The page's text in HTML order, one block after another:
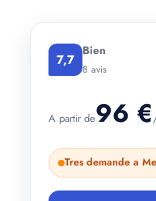
7,7 Bien
8 avis
A partir de96 €
Tres demande a